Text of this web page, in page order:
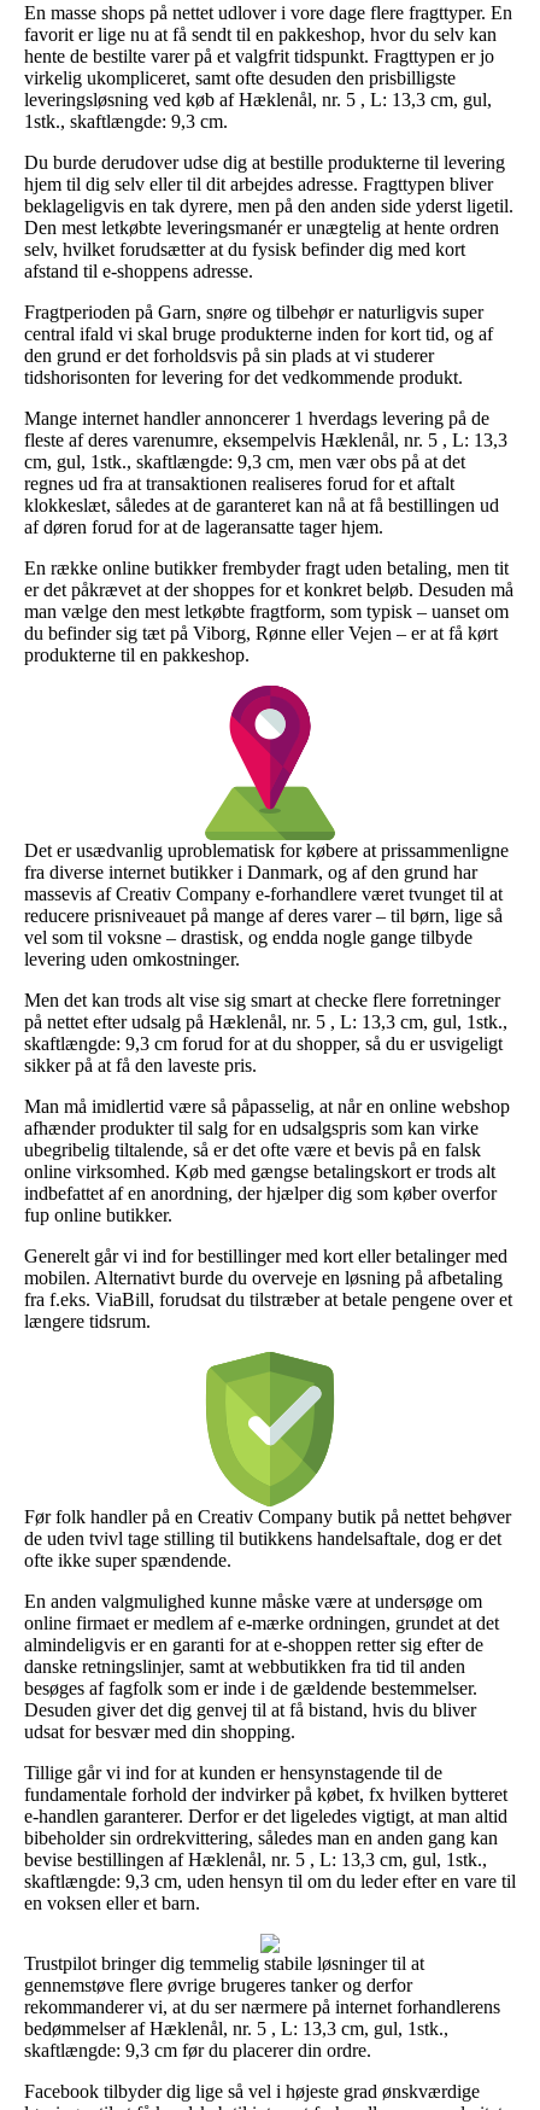
En masse shops på nettet udlover i vore dage flere fragttyper. En
favorit er lige nu at få sendt til en pakkeshop, hvor du selv kan
hente de bestilte varer på et valgfrit tidspunkt. Fragttypen er jo
virkelig ukompliceret, samt ofte desuden den prisbilligste
leveringsløsning ved køb af Hæklenål, nr. 5 , L: 13,3 cm, gul,
1stk., skaftlængde: 9,3 cm.
Du burde derudover udse dig at bestille produkterne til levering
hjem til dig selv eller til dit arbejdes adresse. Fragttypen bliver
beklageligvis en tak dyrere, men på den anden side yderst ligetil.
Den mest letkøbte leveringsmanér er unægtelig at hente ordren
selv, hvilket forudsætter at du fysisk befinder dig med kort
afstand til e-shoppens adresse.
Fragtperioden på Garn, snøre og tilbehør er naturligvis super
central ifald vi skal bruge produkterne inden for kort tid, og af
den grund er det forholdsvis på sin plads at vi studerer
tidshorisonten for levering for det vedkommende produkt.
Mange internet handler annoncerer 1 hverdags levering på de
fleste af deres varenumre, eksempelvis Hæklenål, nr. 5 , L: 13,3
cm, gul, 1stk., skaftlængde: 9,3 cm, men vær obs på at det
regnes ud fra at transaktionen realiseres forud for et aftalt
klokkeslæt, således at de garanteret kan nå at få bestillingen ud
af døren forud for at de lageransatte tager hjem.
En række online butikker frembyder fragt uden betaling, men tit
er det påkrævet at der shoppes for et konkret beløb. Desuden må
man vælge den mest letkøbte fragtform, som typisk – uanset om
du befinder sig tæt på Viborg, Rønne eller Vejen – er at få kørt
produkterne til en pakkeshop.
Det er usædvanlig uproblematisk for købere at prissammenligne
fra diverse internet butikker i Danmark, og af den grund har
massevis af Creativ Company e-forhandlere været tvunget til at
reducere prisniveauet på mange af deres varer – til børn, lige så
vel som til voksne – drastisk, og endda nogle gange tilbyde
levering uden omkostninger.
Men det kan trods alt vise sig smart at checke flere forretninger
på nettet efter udsalg på Hæklenål, nr. 5 , L: 13,3 cm, gul, 1stk.,
skaftlængde: 9,3 cm forud for at du shopper, så du er usvigeligt
sikker på at få den laveste pris.
Man må imidlertid være så påpasselig, at når en online webshop
afhænder produkter til salg for en udsalgspris som kan virke
ubegribelig tiltalende, så er det ofte være et bevis på en falsk
online virksomhed. Køb med gængse betalingskort er trods alt
indbefattet af en anordning, der hjælper dig som køber overfor
fup online butikker.
Generelt går vi ind for bestillinger med kort eller betalinger med
mobilen. Alternativt burde du overveje en løsning på afbetaling
fra f.eks. ViaBill, forudsat du tilstræber at betale pengene over et
længere tidsrum.
Før folk handler på en Creativ Company butik på nettet behøver
de uden tvivl tage stilling til butikkens handelsaftale, dog er det
ofte ikke super spændende.
En anden valgmulighed kunne måske være at undersøge om
online firmaet er medlem af e-mærke ordningen, grundet at det
almindeligvis er en garanti for at e-shoppen retter sig efter de
danske retningslinjer, samt at webbutikken fra tid til anden
besøges af fagfolk som er inde i de gældende bestemmelser.
Desuden giver det dig genvej til at få bistand, hvis du bliver
udsat for besvær med din shopping.
Tillige går vi ind for at kunden er hensynstagende til de
fundamentale forhold der indvirker på købet, fx hvilken bytteret
e-handlen garanterer. Derfor er det ligeledes vigtigt, at man altid
bibeholder sin ordrekvittering, således man en anden gang kan
bevise bestillingen af Hæklenål, nr. 5 , L: 13,3 cm, gul, 1stk.,
skaftlængde: 9,3 cm, uden hensyn til om du leder efter en vare til
en voksen eller et barn.
Trustpilot bringer dig temmelig stabile løsninger til at
gennemstøve flere øvrige brugeres tanker og derfor
rekommanderer vi, at du ser nærmere på internet forhandlerens
bedømmelser af Hæklenål, nr. 5 , L: 13,3 cm, gul, 1stk.,
skaftlængde: 9,3 cm før du placerer din ordre.
Facebook tilbyder dig lige så vel i højeste grad ønskværdige